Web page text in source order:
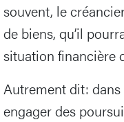
souvent, le
de biens, qu’il
situation financière
Autrement dit:
engager des